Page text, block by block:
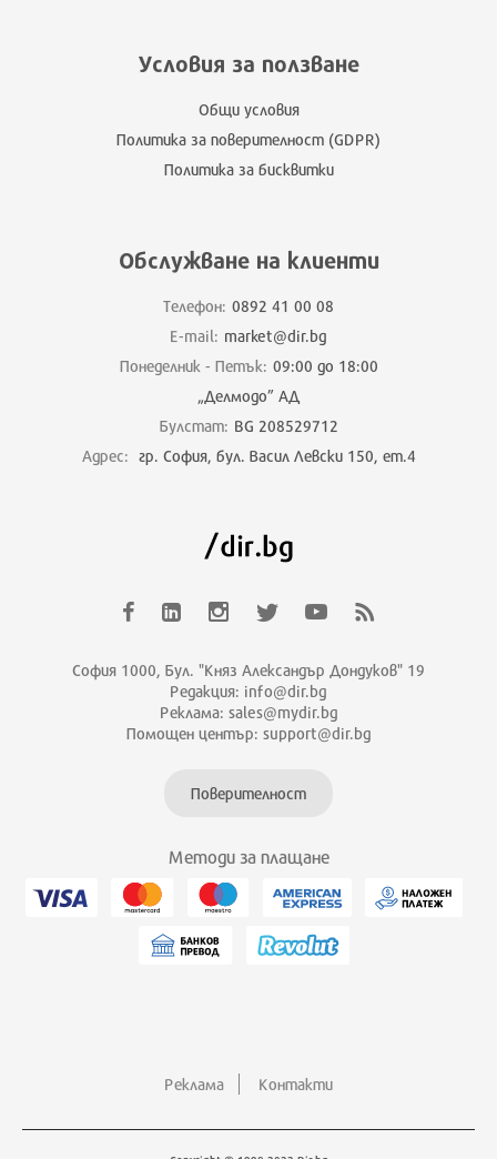
Условия за ползване
Общи условия
Политика за поверителност (GDPR)
Политика за бисквитки
Обслужване на клиенти
Телефон: 0892 41 00 08
E-mail: market@dir.bg
Понеделник - Петък: 09:00 до 18:00
„Делмодо” АД
Булстат: BG 208529712
Адрес: гр. София, бул. Васил Левски 150, ет.4
София 1000, Бул. "Княз Александър Дондуков" 19
Редакция: info@dir.bg
Реклама: sales@mydir.bg
Помощен център: support@dir.bg
Поверителност
Методи за плащане
Реклама Контакти